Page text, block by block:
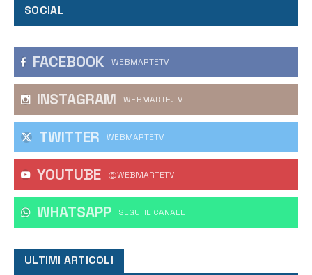
SOCIAL
FACEBOOK WEBMARTETV
INSTAGRAM WEBMARTE.TV
TWITTER WEBMARTETV
YOUTUBE @WEBMARTETV
WHATSAPP ‎SEGUI IL CANALE
ULTIMI ARTICOLI